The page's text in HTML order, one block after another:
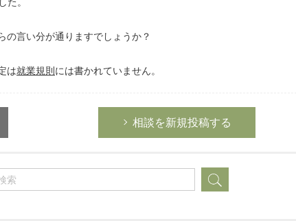
の言い分が通りますでしょうか？
は就業規則には書かれていません。
相談を新規投稿する